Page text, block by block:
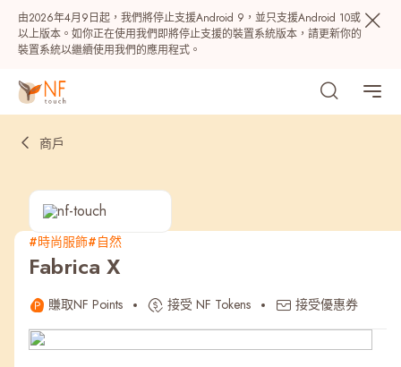
由2026年4月9日起，我們將停止支援Android 9，並只支援Android 10或
以上版本。如你正在使用我們即將停止支援的裝置系統版本，請更新你的
裝置系統以繼續使用我們的應用程式。
熱門
商戶
#時尚服飾#自然
Fabrica X
賺取NF Points 接受 NF Tokens 接受優惠券